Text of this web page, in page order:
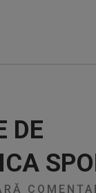
DE